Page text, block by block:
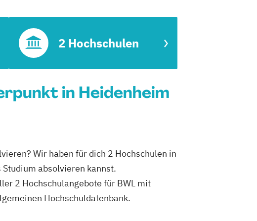
2 Hochschulen
in Heidenheim
Wir haben für dich 2 Hochschulen in
absolvieren kannst.
2 Hochschulangebote für BWL mit
Hochschuldatenbank.